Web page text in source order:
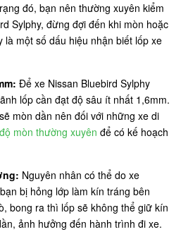
đó, bạn nên thường xuyên kiểm
Sylphy, đừng đợi đến khi mòn hoặc
là một số dấu hiệu nhận biết lốp xe
Để xe Nissan Bluebird Sylphy
lốp cần đạt độ sâu ít nhất 1,6mm.
mòn dần nên đối với những xe di
mòn thường xuyên để có kế hoạch
Nguyên nhân có thể do xe
bị hỏng lớp làm kín tráng bên
bong ra thì lốp sẽ không thể giữ kín
ảnh hưởng đến hành trình đi xe.